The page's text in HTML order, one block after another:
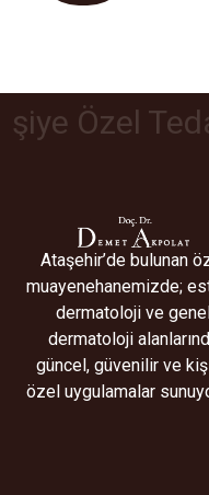
Özel
Ataşehir’de bulunan
muayenehanemizde;
dermatoloji ve genel
dermatoloji
güncel, güvenilir ve
özel uygulamalar